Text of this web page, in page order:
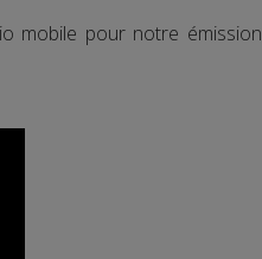
mobile pour notre émission